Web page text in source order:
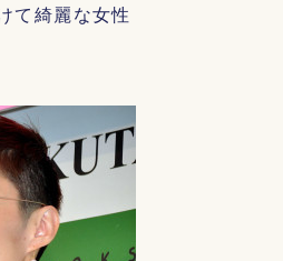
て綺麗な女性